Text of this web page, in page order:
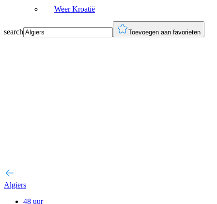
Weer Kroatië
search Toevoegen aan favorieten
Algiers
48 uur